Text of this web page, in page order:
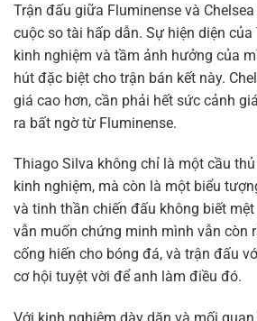
Trận đấu giữa Fluminense và
cuộc so tài hấp dẫn. Sự hiện diện
kinh nghiệm và tầm ảnh hưởng của
hút đặc biệt cho trận bán kết này.
giá cao hơn, cần phải hết sức cảnh
ra bất ngờ từ Fluminense.
Thiago Silva không chỉ là một cầu
kinh nghiệm, mà còn là một biểu
và tinh thần chiến đấu không biết
vẫn muốn chứng minh mình vẫn còn
cống hiến cho bóng đá, và trận đấu
cơ hội tuyệt vời để anh làm điều đó.